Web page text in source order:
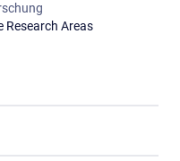
Research Areas